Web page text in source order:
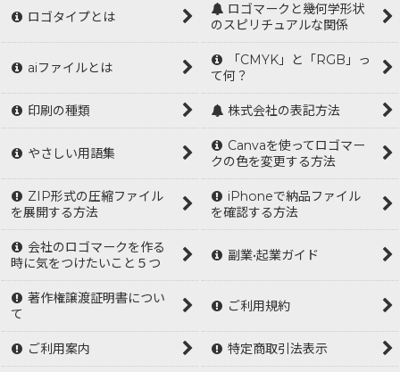
ロゴタイプとは
ロゴマークと幾何学形状
のスピリチュアルな関係
aiファイルとは
「CMYK」と「RGB」っ
て何？
印刷の種類 株式会社の表記方法
やさしい用語集
Canvaを使ってロゴマー
クの色を変更する方法
ZIP形式の圧縮ファイル
を展開する方法
iPhoneで納品ファイル
を確認する方法
会社のロゴマークを作る
時に気をつけたいこと５つ
副業•起業ガイド
著作権譲渡証明書につい
て
ご利用規約
ご利用案内 特定商取引法表示